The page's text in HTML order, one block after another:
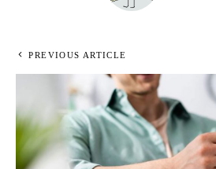
PREVIOUS ARTICLE